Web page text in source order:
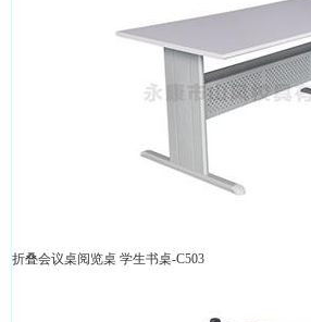
折叠会议桌阅览桌 学生书桌-C503